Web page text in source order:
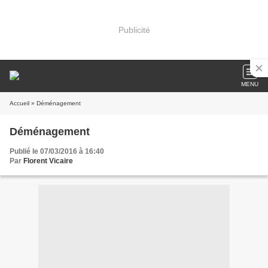
Publicité
MENU
Accueil » Déménagement
Déménagement
Publié le 07/03/2016 à 16:40
Par Florent Vicaire